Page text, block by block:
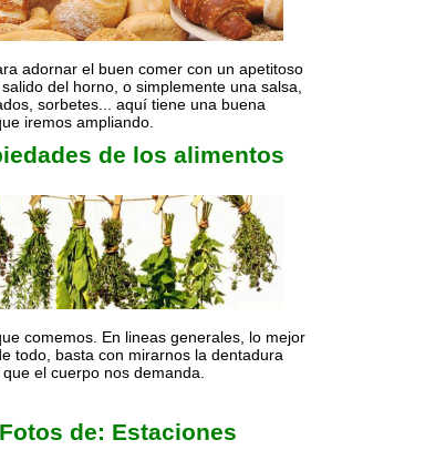
adornar el buen comer con un apetitoso
del horno, o simplemente una salsa,
sorbetes... aquí tiene una buena
iremos ampliando.
de los alimentos
comemos. En lineas generales, lo mejor
todo, basta con mirarnos la dentadura
el cuerpo nos demanda.